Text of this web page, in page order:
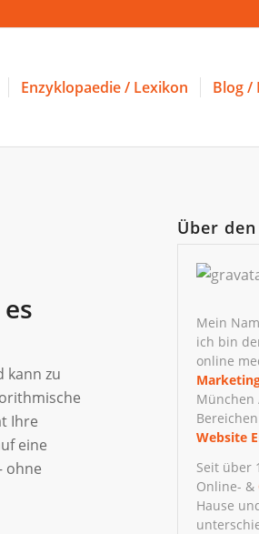
Enzyklopaedie / Lexikon Blog /
kann zu
Ihre
eine
ohne
Über
Mein
ich bin
online
München
Bereichen
Website
Seit über
Online- &
Hause